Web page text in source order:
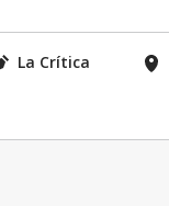
La Crítica